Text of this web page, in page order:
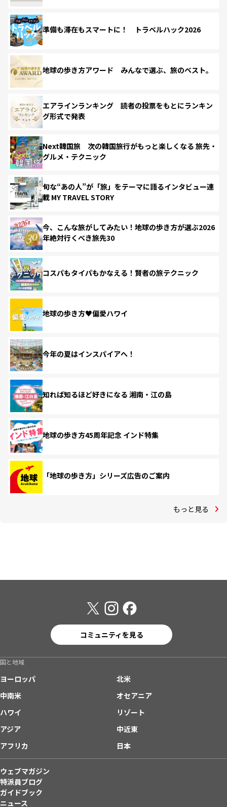
準備も滞在もスマートに！ トラベルハック2026
地球の歩き方アワード みんなで選ぶ、旅のベスト。
エアラインランキング 読者の投票をもとにランキン
グ形式で発表
Next韓国旅 次の韓国旅行がもっと楽しくなる 旅先・
グルメ・テクニック
旬な“あの人”が「旅」をテーマに語るインタビュー連
載 MY TRAVEL STORY
今、こんな旅がしてみたい！地球の歩き方が選ぶ2026
年絶対行くべき旅先30
コスパもタイパもかなえる！賢者の旅テクニック
地球の歩き方♥偏愛ハワイ
今年の夏はインスパイアへ！
知れば知るほど好きになる 湘南・江の島
地球の歩き方45周年記念 インド特集
「地球の歩き方」シリーズ広告のご案内
もっと見る
コミュニティを見る
国と地域
ヨーロッパ
北米
中南米
オセアニア
ハワイ
リゾート
アジア
中近東
アフリカ
日本
ウェブマガジン
特派員ブログ
ガイドブック
ニュース